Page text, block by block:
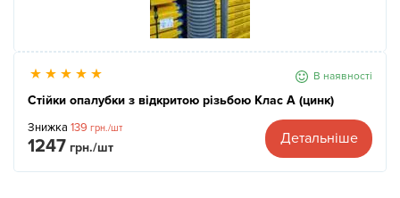
В наявності
Стійки опалубки з відкритою різьбою Клас А (цинк)
Знижка 139 грн./шт
1247 грн./шт
Детальніше